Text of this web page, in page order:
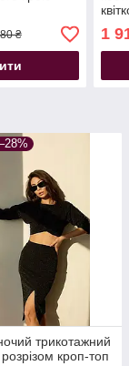
₴ 1
трикотажний
кроп-топ